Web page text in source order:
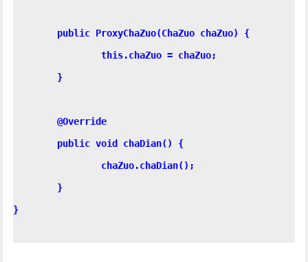
		this.chaZuo = chaZuo;
	@Override
}